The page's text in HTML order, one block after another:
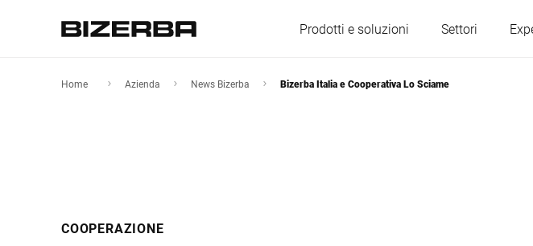
Prodotti e soluzioni Settori
Home Azienda News Bizerba Bizerba Italia e Cooperativa Lo Sciame
COOPERAZIONE